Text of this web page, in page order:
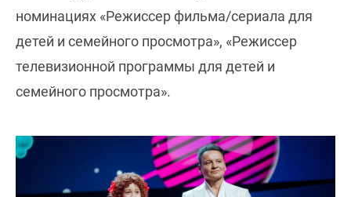
номинациях «Режиссер фильма/сериала для
детей и семейного просмотра», «Режиссер
телевизионной программы для детей и
семейного просмотра».